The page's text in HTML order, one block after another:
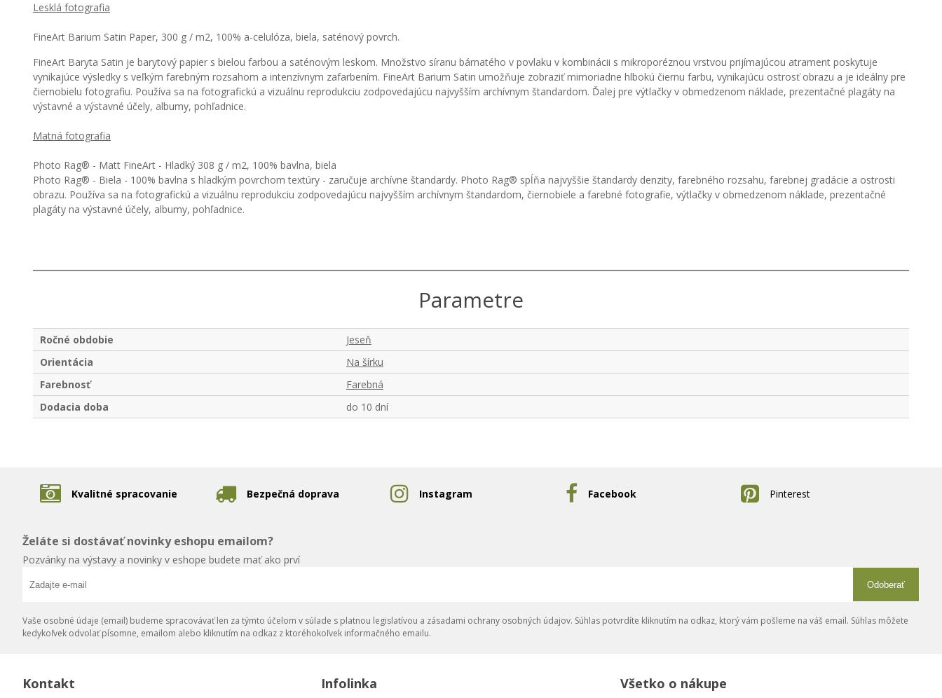
Lesklá fotografia
FineArt Barium Satin Paper, 300 g / m2, 100% a-celulóza, biela, saténový povrch.
FineArt Baryta Satin je barytový papier s bielou farbou a saténovým leskom. Množstvo síranu bárnatého v povlaku v kombinácii s mikroporéznou vrstvou prijímajúcou atrament poskytuje
vynikajúce výsledky s veľkým farebným rozsahom a intenzívnym zafarbením. FineArt Barium Satin umožňuje zobraziť mimoriadne hlbokú čiernu farbu, vynikajúcu ostrosť obrazu a je ideálny pre
čiernobielu fotografiu. Používa sa na fotografickú a vizuálnu reprodukciu zodpovedajúcu najvyšším archívnym štandardom. Ďalej pre výtlačky v obmedzenom náklade, prezentačné plagáty na
výstavné a výstavné účely, albumy, pohľadnice.
Matná fotografia
Photo Rag® - Matt FineArt - Hladký 308 g / m2, 100% bavlna, biela
Photo Rag® - Biela - 100% bavlna s hladkým povrchom textúry - zaručuje archívne štandardy. Photo Rag® spĺňa najvyššie štandardy denzity, farebného rozsahu, farebnej gradácie a ostrosti
obrazu. Používa sa na fotografickú a vizuálnu reprodukciu zodpovedajúcu najvyšším archívnym štandardom, čiernobiele a farebné fotografie, výtlačky v obmedzenom náklade, prezentačné
plagáty na výstavné účely, albumy, pohľadnice.
Parametre
Ročné obdobie
Jeseň
Orientácia
Na šírku
Farebnosť
Farebná
Dodacia doba
do 10 dní
Kvalitné spracovanie Bezpečná doprava Instagram Facebook Pinterest
Želáte si dostávať novinky eshopu emailom?
Pozvánky na výstavy a novinky v eshope budete mať ako prví
Odoberať
Vaše osobné údaje (email) budeme spracovávať len za týmto účelom v súlade s platnou legislatívou a zásadami ochrany osobných údajov. Súhlas potvrdíte kliknutím na odkaz, ktorý vám pošleme na váš email. Súhlas môžete
kedykoľvek odvolať písomne, emailom alebo kliknutím na odkaz z ktoréhokoľvek informačného emailu.
Kontakt Infolinka Všetko o nákupe